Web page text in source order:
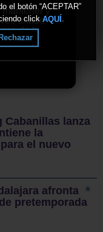
y
añade
de tu
el botón “ACEPTAR”
click AQUÍ
Cabanillas lanza
la
el nuevo
afronta
pretemporada